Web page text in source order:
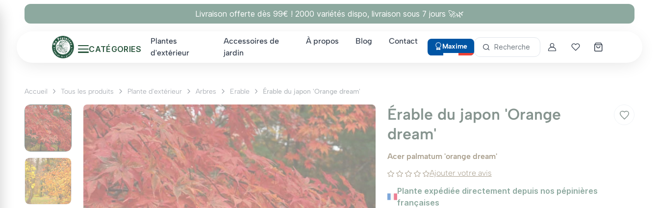
Livraison offerte dès 99€ ! 2000 variétés dispo, livraison sous 7 jours 🚀🌿
CATÉGORIES
Plantes
d'extérieur
Accessoires de
jardin
À propos Blog Contact
Maxime Recherche AccountMes coups de cœur
Accueil Tous les produits Plante d'extérieur Arbres Erable Érable du japon 'Orange dream'
Érable du japon 'Orange
dream'
Acer palmatum 'orange dream'
Ajouter votre avis
Plante expédiée directement depuis nos pépinières
françaises
Panneau de gestion des cookies